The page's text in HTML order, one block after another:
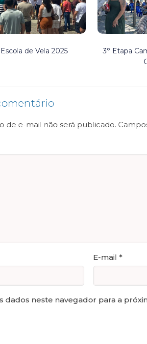
de Vela 2025
3° Etapa
de e-mail não será publicado.
E-mail*
dados neste navegador para a